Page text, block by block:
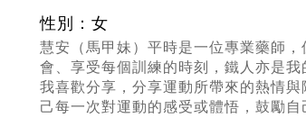
性別：女
慧安（馬甲妹）平時是一位專業藥師
會、享受每個訓練的時刻，鐵人亦是
我喜歡分享，分享運動所帶來的熱情
己每一次對運動的感受或體悟，鼓勵